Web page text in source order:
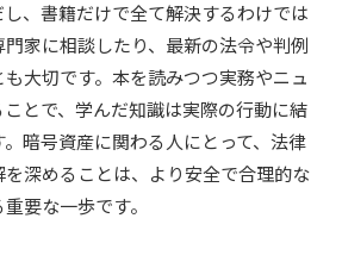
、書籍だけで全て解決するわけでは
家に相談したり、最新の法令や判例
大切です。本を読みつつ実務やニュ
とで、学んだ知識は実際の行動に結
暗号資産に関わる人にとって、法律
深めることは、より安全で合理的な
要な一歩です。